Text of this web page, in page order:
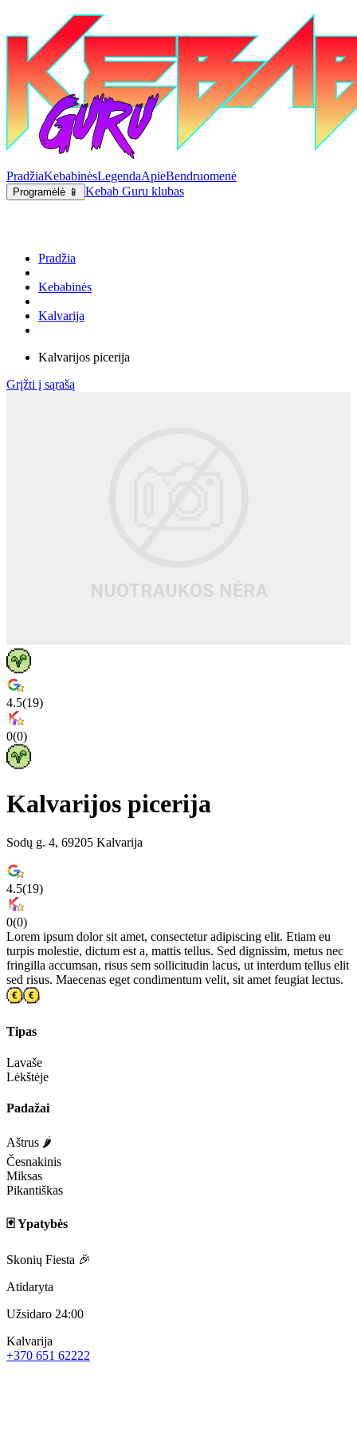
PradžiaKebabinėsLegendaApieBendruomenė
Programėlė 📱 Kebab Guru klubas
Pradžia
Kebabinės
Kalvarija
Kalvarijos picerija
Grįžti į sąrašą
4.5(19)
0(0)
Kalvarijos picerija
Sodų g. 4, 69205 Kalvarija
4.5(19)
0(0)
Lorem ipsum dolor sit amet, consectetur adipiscing elit. Etiam eu
turpis molestie, dictum est a, mattis tellus. Sed dignissim, metus nec
fringilla accumsan, risus sem sollicitudin lacus, ut interdum tellus elit
sed risus. Maecenas eget condimentum velit, sit amet feugiat lectus.
Tipas
Lavaše
Lėkštėje
Padažai
Aštrus 🌶️
Česnakinis
Miksas
Pikantiškas
🃏 Ypatybės
Skonių Fiesta 🎉
Atidaryta
Užsidaro 24:00
Kalvarija
+370 651 62222